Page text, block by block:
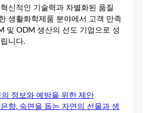
신적인 기술력과 차별화된 품질
생활화학제품 분야에서 고객 만족
및 ODM 생산의 선도 기업으로 성
니다.
정보와 예방을 위한 제안
향, 숙면을 돕는 자연의 선물과 생